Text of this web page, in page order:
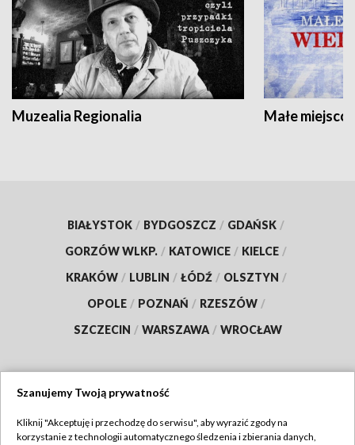
Muzealia Regionalia Małe
BIAŁYSTOK / BYDGOSZCZ / GDAŃSK /
GORZÓW WLKP. / KATOWICE / KIELCE /
KRAKÓW / LUBLIN / ŁÓDŹ / OLSZTYN /
OPOLE / POZNAŃ / RZESZÓW /
SZCZECIN / WARSZAWA / WROCŁAW
TVP
Szanujemy Twoją prywatność
Kliknij "Akceptuję i przechodzę do serwisu", aby wyrazić zgody na
korzystanie z technologii automatycznego śledzenia i zbierania danych,